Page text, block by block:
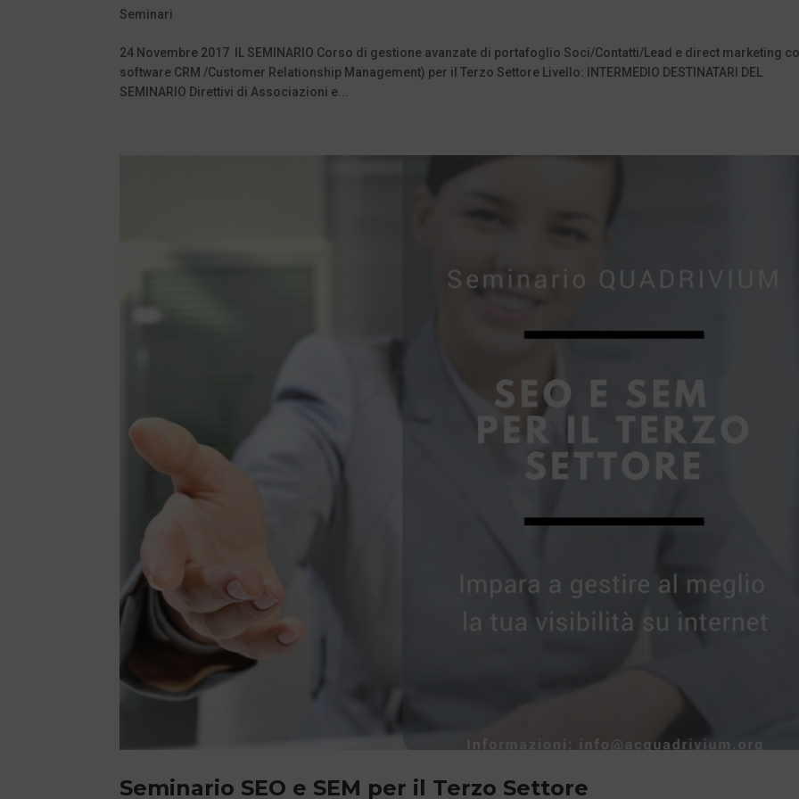
Seminari
24 Novembre 2017 IL SEMINARIO Corso di gestione avanzate di portafoglio Soci/Contatti/Lead e direct marketing
software CRM /Customer Relationship Management) per il Terzo Settore Livello: INTERMEDIO DESTINATARI DEL
SEMINARIO Direttivi di Associazioni e...
Seminario SEO e SEM per il Terzo Settore